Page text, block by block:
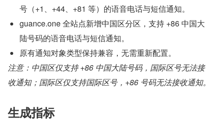
号（+1、+44、+81 等）的语音电话与短信通知。
guance.one 全站点新增中国区分区，支持 +86 中国大
陆号码的语音电话与短信通知。
原有通知对象类型保持兼容，无需重新配置。
注意：中国区仅支持 +86 中国大陆号码，国际区号无法接
收通知；国际区仅支持国际区号，+86 号码无法接收通知。
生成指标